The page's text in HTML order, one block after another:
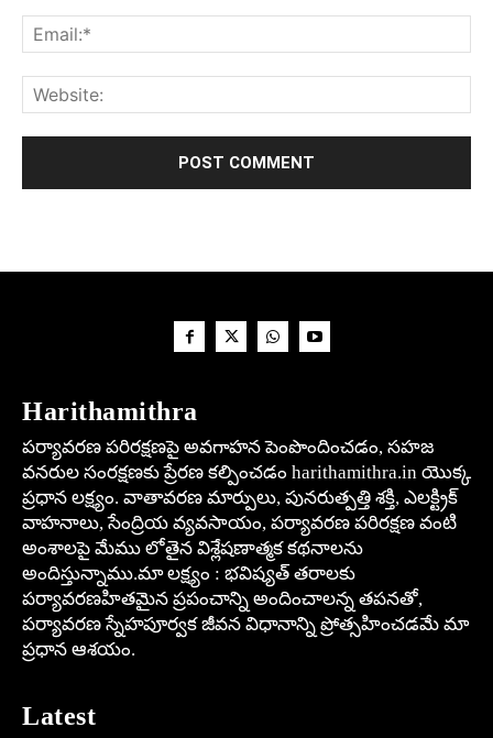
Harithamithra
పర్యావరణ పరిరక్షణపై అవగాహన పెంపొందించడం, సహజ
వనరుల సంరక్షణకు ప్రేరణ కల్పించడం harithamithra.in యొక్క
ప్రధాన లక్ష్యం. వాతావరణ మార్పులు, పునరుత్పత్తి శక్తి, ఎలక్ట్రిక్
వాహనాలు, సేంద్రియ వ్యవసాయం, పర్యావరణ పరిరక్షణ వంటి
అంశాలపై మేము లోతైన విశ్లేషణాత్మక కథనాలను
అందిస్తున్నాము.మా లక్ష్యం : భవిష్యత్ తరాలకు
పర్యావరణహితమైన ప్రపంచాన్ని అందించాలన్న తపనతో,
పర్యావరణ స్నేహపూర్వక జీవన విధానాన్ని ప్రోత్సహించడమే మా
ప్రధాన ఆశయం.
Latest